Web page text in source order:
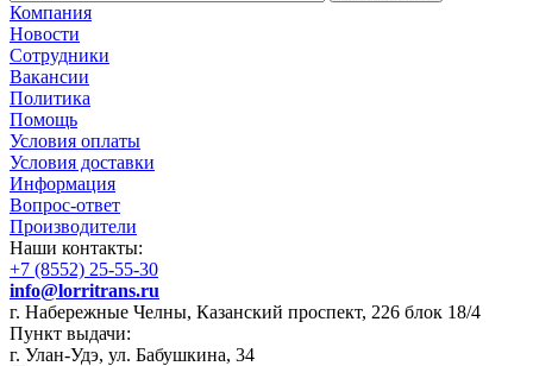
Компания
Новости
Сотрудники
Вакансии
Политика
Помощь
Условия оплаты
Условия доставки
Информация
Вопрос-ответ
Производители
Наши контакты:
+7 (8552) 25-55-30
info@lorritrans.ru
г. Набережные Челны, Казанский проспект, 226 блок 18/4
Пункт выдачи:
г. Улан-Удэ, ул. Бабушкина, 34